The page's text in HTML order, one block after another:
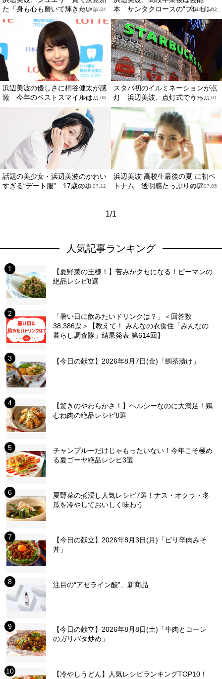
た「身も心も磨いて輝きたい」
2019.01.24
本 サンタクロースの“プレゼン...
2018.12.02
浜辺美波の優しさに桐谷健太が感
激 今年のベストスマイルは...
2018.11.08
スタバ初のイルミネーションが点
灯 浜辺美波、点灯式でうっ...
2018.11.01
話題の美少女・浜辺美波のかわい
すぎる“デート服” 17歳のホ...
2018.07.12
浜辺美波“高校生最後の夏”に初ベ
トナム 透明感たっぷりのア...
2018.07.05
1/1
人気記事ランキング
【夏野菜の王様！】苦みがクセになる！ピーマンの
絶品レシピ8選
「暑い日に飲みたいドリンクは？」＜回答数
38,386票＞【教えて！ みんなの衣食住「みんなの
暮らし調査隊」結果発表 第614回】
【今日の献立】2026年8月7日(金)「鯛茶漬け」
【驚きのやわらかさ！】ヘルシーなのに大満足！鶏
むね肉の絶品レシピ8選
チャンプルーだけじゃもったいない！今年こそ極め
る夏ゴーヤ絶品レシピ3選
夏野菜の煮浸し人気レシピ7選！ナス・オクラ・冬
瓜を冷やしておいしく味わう
【今日の献立】2026年8月3日(月)「ピリ辛肉みそ
丼」
注目の“アゼライン酸”、新商品
【今日の献立】2026年8月8日(土)「牛肉とコーン
のガリバタ炒め」
【冷やしうどん】人気レシピランキングTOP10！